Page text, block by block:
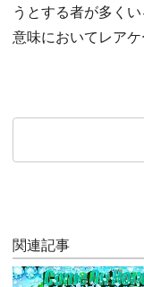
うとする者が多く
意味においてレアケ
関連記事